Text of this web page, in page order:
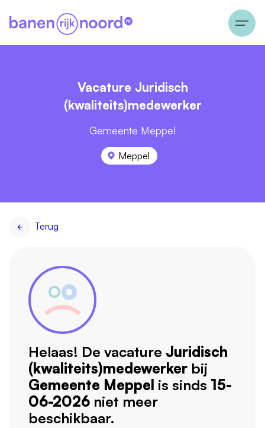
Vacature Juridisch
(kwaliteits)medewerker
Gemeente Meppel
Meppel
Terug
Helaas! De vacature Juridisch
(kwaliteits)medewerker bij
Gemeente Meppel is sinds 15-
06-2026 niet meer
beschikbaar.